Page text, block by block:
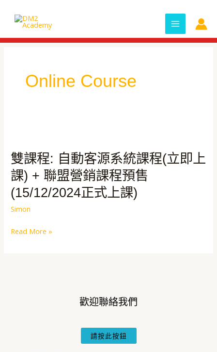
MENU
Online Course
雙課程: 自動客源系統課程(立即上
課) + 聯盟營銷課程預售
(15/12/2024正式上課)
Simon
程:
自
動
客
源
統
Read More »
歡迎聯絡我們
請按此按鈕